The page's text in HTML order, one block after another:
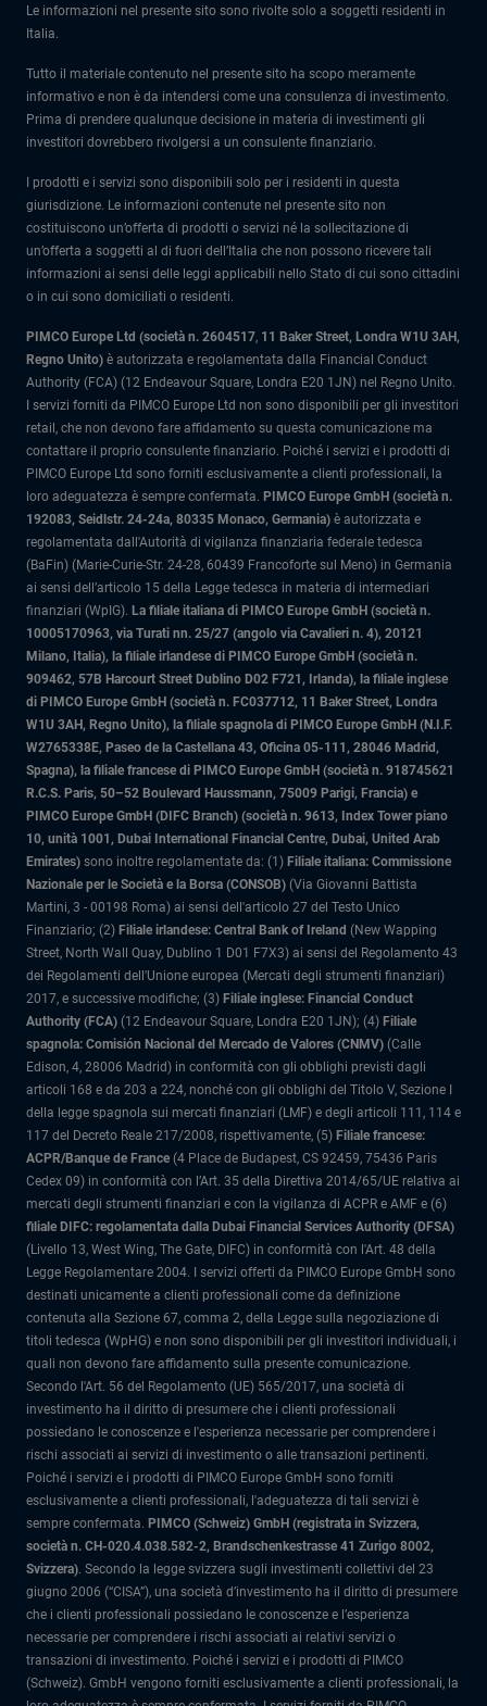
Le informazioni nel presente sito sono rivolte solo a soggetti residenti in
Italia.
Tutto il materiale contenuto nel presente sito ha scopo meramente
informativo e non è da intendersi come una consulenza di investimento.
Prima di prendere qualunque decisione in materia di investimenti gli
investitori dovrebbero rivolgersi a un consulente finanziario.
I prodotti e i servizi sono disponibili solo per i residenti in questa
giurisdizione. Le informazioni contenute nel presente sito non
costituiscono un’offerta di prodotti o servizi né la sollecitazione di
un’offerta a soggetti al di fuori dell’Italia che non possono ricevere tali
informazioni ai sensi delle leggi applicabili nello Stato di cui sono cittadini
o in cui sono domiciliati o residenti.
PIMCO Europe Ltd (società n. 2604517, 11 Baker Street, Londra W1U 3AH,
Regno Unito) è autorizzata e regolamentata dalla Financial Conduct
Authority (FCA) (12 Endeavour Square, Londra E20 1JN) nel Regno Unito.
I servizi forniti da PIMCO Europe Ltd non sono disponibili per gli investitori
retail, che non devono fare affidamento su questa comunicazione ma
contattare il proprio consulente finanziario. Poiché i servizi e i prodotti di
PIMCO Europe Ltd sono forniti esclusivamente a clienti professionali, la
loro adeguatezza è sempre confermata. PIMCO Europe GmbH (società n.
192083, Seidlstr. 24-24a, 80335 Monaco, Germania) è autorizzata e
regolamentata dall'Autorità di vigilanza finanziaria federale tedesca
(BaFin) (Marie-Curie-Str. 24-28, 60439 Francoforte sul Meno) in Germania
ai sensi dell’articolo 15 della Legge tedesca in materia di intermediari
finanziari (WpIG). La filiale italiana di PIMCO Europe GmbH (società n.
10005170963, via Turati nn. 25/27 (angolo via Cavalieri n. 4), 20121
Milano, Italia), la filiale irlandese di PIMCO Europe GmbH (società n.
909462, 57B Harcourt Street Dublino D02 F721, Irlanda), la filiale inglese
di PIMCO Europe GmbH (società n. FC037712, 11 Baker Street, Londra
W1U 3AH, Regno Unito), la filiale spagnola di PIMCO Europe GmbH (N.I.F.
W2765338E, Paseo de la Castellana 43, Oficina 05-111, 28046 Madrid,
Spagna), la filiale francese di PIMCO Europe GmbH (società n. 918745621
R.C.S. Paris, 50–52 Boulevard Haussmann, 75009 Parigi, Francia) e
PIMCO Europe GmbH (DIFC Branch) (società n. 9613, Index Tower piano
10, unità 1001, Dubai International Financial Centre, Dubai, United Arab
Emirates) sono inoltre regolamentate da: (1) Filiale italiana: Commissione
Nazionale per le Società e la Borsa (CONSOB) (Via Giovanni Battista
Martini, 3 - 00198 Roma) ai sensi dell'articolo 27 del Testo Unico
Finanziario; (2) Filiale irlandese: Central Bank of Ireland (New Wapping
Street, North Wall Quay, Dublino 1 D01 F7X3) ai sensi del Regolamento 43
dei Regolamenti dell'Unione europea (Mercati degli strumenti finanziari)
2017, e successive modifiche; (3) Filiale inglese: Financial Conduct
Authority (FCA) (12 Endeavour Square, Londra E20 1JN); (4) Filiale
spagnola: Comisión Nacional del Mercado de Valores (CNMV) (Calle
Edison, 4, 28006 Madrid) in conformità con gli obblighi previsti dagli
articoli 168 e da 203 a 224, nonché con gli obblighi del Titolo V, Sezione I
della legge spagnola sui mercati finanziari (LMF) e degli articoli 111, 114 e
117 del Decreto Reale 217/2008, rispettivamente, (5) Filiale francese:
ACPR/Banque de France (4 Place de Budapest, CS 92459, 75436 Paris
Cedex 09) in conformità con l’Art. 35 della Direttiva 2014/65/UE relativa ai
mercati degli strumenti finanziari e con la vigilanza di ACPR e AMF e (6)
filiale DIFC: regolamentata dalla Dubai Financial Services Authority (DFSA)
(Livello 13, West Wing, The Gate, DIFC) in conformità con l'Art. 48 della
Legge Regolamentare 2004. I servizi offerti da PIMCO Europe GmbH sono
destinati unicamente a clienti professionali come da definizione
contenuta alla Sezione 67, comma 2, della Legge sulla negoziazione di
titoli tedesca (WpHG) e non sono disponibili per gli investitori individuali, i
quali non devono fare affidamento sulla presente comunicazione.
Secondo l'Art. 56 del Regolamento (UE) 565/2017, una società di
investimento ha il diritto di presumere che i clienti professionali
possiedano le conoscenze e l'esperienza necessarie per comprendere i
rischi associati ai servizi di investimento o alle transazioni pertinenti.
Poiché i servizi e i prodotti di PIMCO Europe GmbH sono forniti
esclusivamente a clienti professionali, l'adeguatezza di tali servizi è
sempre confermata. PIMCO (Schweiz) GmbH (registrata in Svizzera,
società n. CH-020.4.038.582-2, Brandschenkestrasse 41 Zurigo 8002,
Svizzera). Secondo la legge svizzera sugli investimenti collettivi del 23
giugno 2006 (“CISA”), una società d’investimento ha il diritto di presumere
che i clienti professionali possiedano le conoscenze e l’esperienza
necessarie per comprendere i rischi associati ai relativi servizi o
transazioni di investimento. Poiché i servizi e i prodotti di PIMCO
(Schweiz). GmbH vengono forniti esclusivamente a clienti professionali, la